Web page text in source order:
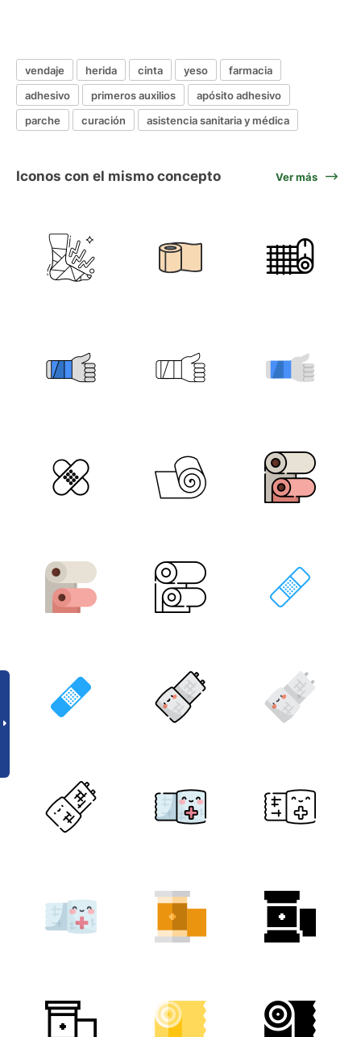
vendaje herida cinta yeso
farmacia
adhesivo
primeros auxilios
apósito adhesivo
parche
curación asistencia sanitaria y médica
Iconos con el mismo concepto Ver más